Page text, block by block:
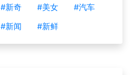
#新奇 #美女
#汽车
#新闻 #新鲜